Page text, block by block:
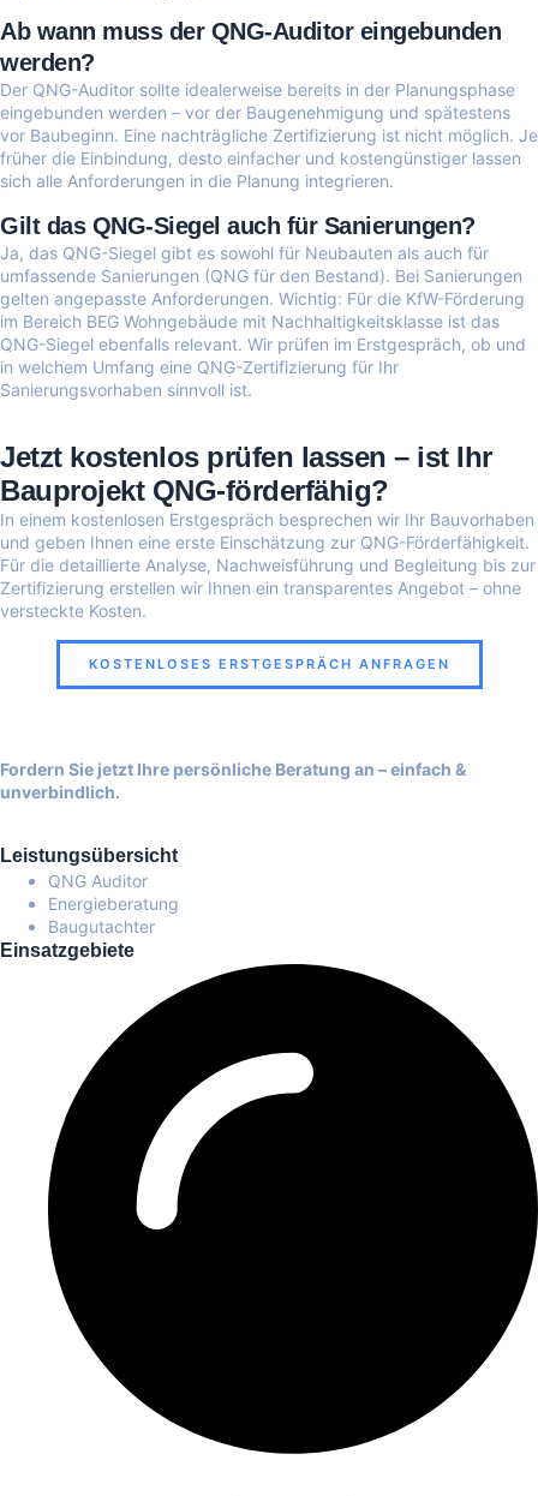
Ab wann muss der QNG-Auditor eingebunden
werden?
Der QNG-Auditor sollte idealerweise bereits in der Planungsphase
eingebunden werden – vor der Baugenehmigung und spätestens
vor Baubeginn. Eine nachträgliche Zertifizierung ist nicht möglich. Je
früher die Einbindung, desto einfacher und kostengünstiger lassen
sich alle Anforderungen in die Planung integrieren.
Gilt das QNG-Siegel auch für Sanierungen?
Ja, das QNG-Siegel gibt es sowohl für Neubauten als auch für
umfassende Sanierungen (QNG für den Bestand). Bei Sanierungen
gelten angepasste Anforderungen. Wichtig: Für die KfW-Förderung
im Bereich BEG Wohngebäude mit Nachhaltigkeitsklasse ist das
QNG-Siegel ebenfalls relevant. Wir prüfen im Erstgespräch, ob und
in welchem Umfang eine QNG-Zertifizierung für Ihr
Sanierungsvorhaben sinnvoll ist.
Jetzt kostenlos prüfen lassen – ist Ihr
Bauprojekt QNG-förderfähig?
In einem kostenlosen Erstgespräch besprechen wir Ihr Bauvorhaben
und geben Ihnen eine erste Einschätzung zur QNG-Förderfähigkeit.
Für die detaillierte Analyse, Nachweisführung und Begleitung bis zur
Zertifizierung erstellen wir Ihnen ein transparentes Angebot – ohne
versteckte Kosten.
KOSTENLOSES ERSTGESPRÄCH ANFRAGEN
Fordern Sie jetzt Ihre persönliche Beratung an – einfach &
unverbindlich.
Leistungsübersicht
QNG Auditor
Energieberatung
Baugutachter
Einsatzgebiete